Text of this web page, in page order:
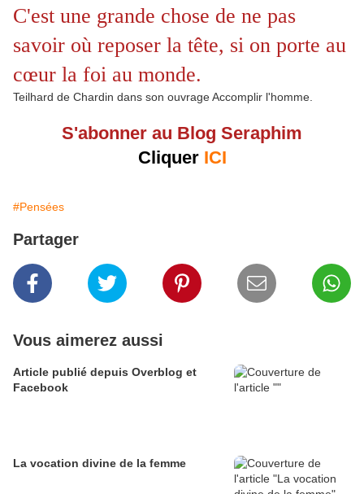
C'est une grande chose de ne pas
savoir où reposer la tête, si on porte au
cœur la foi au monde.
Teilhard de Chardin dans son ouvrage Accomplir l'homme.
S'abonner au Blog Seraphim
Cliquer ICI
#Pensées
Partager
Vous aimerez aussi
Article publié depuis Overblog et
Facebook
La vocation divine de la femme